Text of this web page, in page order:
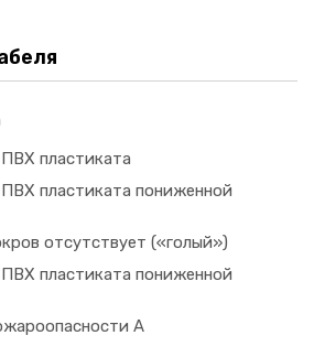
пластиката
пластиката пониженной
отсутствует («голый»)
пластиката пониженной
A